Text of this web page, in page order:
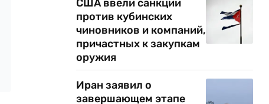
США ввели санкции
против кубинских
чиновников и компаний,
причастных к закупкам
оружия
Иран заявил о
завершающем этапе